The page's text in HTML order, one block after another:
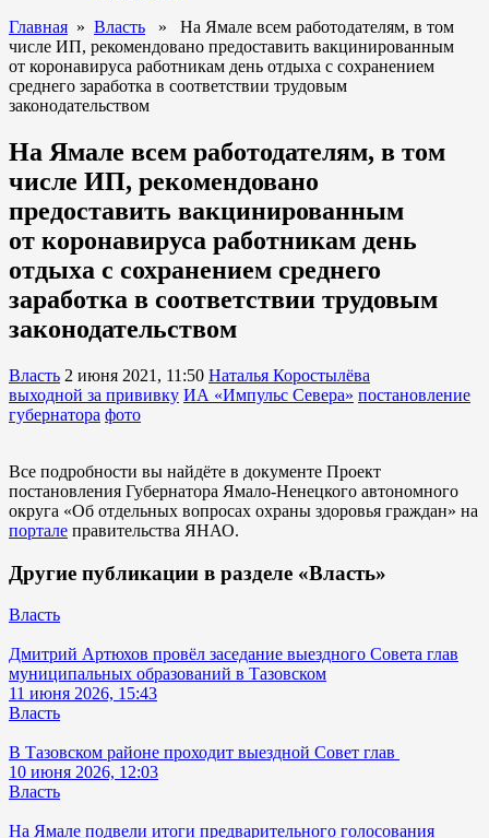
Главная » Власть » На Ямале всем работодателям, в том
числе ИП, рекомендовано предоставить вакцинированным
от коронавируса работникам день отдыха с сохранением
среднего заработка в соответствии трудовым
законодательством
На Ямале всем работодателям, в том
числе ИП, рекомендовано
предоставить вакцинированным
от коронавируса работникам день
отдыха с сохранением среднего
заработка в соответствии трудовым
законодательством
Власть 2 июня 2021, 11:50 Наталья Коростылёва
выходной за прививку ИА «Импульс Севера» постановление
губернатора фото
Все подробности вы найдёте в документе Проект
постановления Губернатора Ямало-Ненецкого автономного
округа «Об отдельных вопросах охраны здоровья граждан» на
портале правительства ЯНАО.
Другие публикации в разделе «Власть»
Власть
Дмитрий Артюхов провёл заседание выездного Совета глав
муниципальных образований в Тазовском
11 июня 2026, 15:43
Власть
В Тазовском районе проходит выездной Совет глав
10 июня 2026, 12:03
Власть
На Ямале подвели итоги предварительного голосования